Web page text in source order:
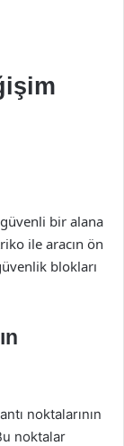
bir alana
ile aracın ön
blokları
noktalarının
noktalar